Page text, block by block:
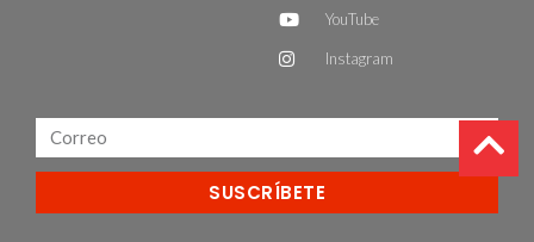
YouTube
Instagram
SUSCRÍBETE